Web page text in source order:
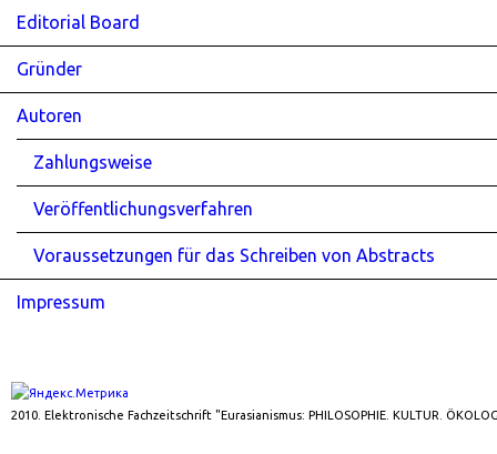
Editorial Board
Gründer
Autoren
Zahlungsweise
Veröffentlichungsverfahren
Voraussetzungen für das Schreiben von Abstracts
Impressum
2010. Elektronische Fachzeitschrift "Eurasianismus: PHILOSOPHIE. KULTUR.